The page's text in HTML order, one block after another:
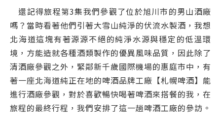
還記得旅程第3集我們參觀了位於旭川市的男山酒廠
嗎？當時看著他們引著大雪山純淨的伏流水製酒，我想
北海道這塊有著源源不絕的純淨水源與穩定的低溫環
境，方能造就各種酒類製作的優異風味品質，因此除了
清酒廠參觀之外，緊鄰新千歲國際機場的惠庭市中，有
著一座北海道純正在地的啤酒品牌工廠【札幌啤酒】能
進行酒廠參觀，對於喜歡暢快喝著啤酒來搭餐的我，在
旅程的最終行程，我們安排了這一趟啤酒工廠的參訪。